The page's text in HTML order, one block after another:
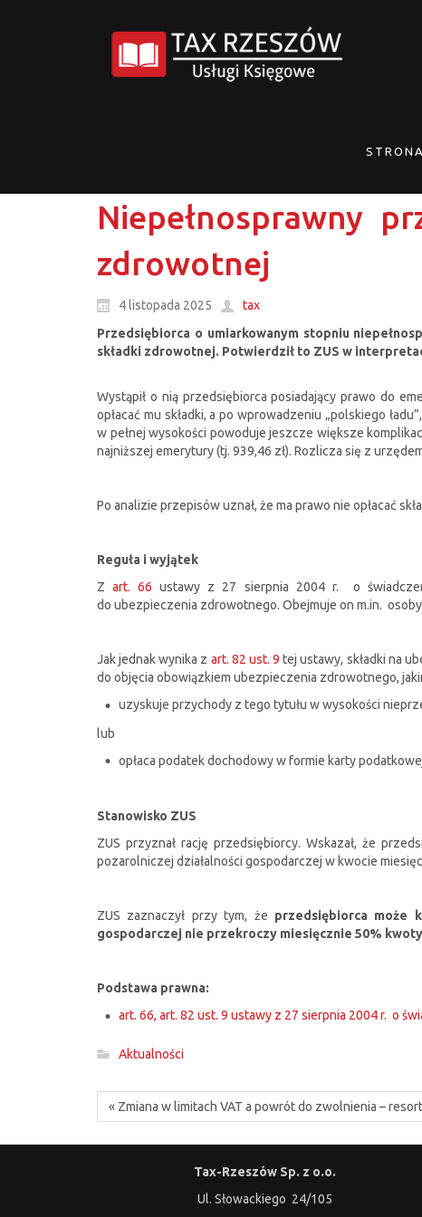
Niepełnosprawny
zdrowotnej
4 listopada 2025
tax
Przedsiębiorca o umiarkowanym stopniu
składki zdrowotnej. Potwierdził to ZUS w
Wystąpił o nią przedsiębiorca posiadający prawo do
opłacać mu składki, a po wprowadzeniu „polskiego
w pełnej wysokości powoduje jeszcze większe
najniższej emerytury (tj. 939,46 zł). Rozlicza się z
Po analizie przepisów uznał, że ma prawo nie opłacać
Reguła i wyjątek
Zart. 66 ustawy z 27 sierpnia 2004 r. o
do ubezpieczenia zdrowotnego. Obejmuje on m.in.
Jak jednak wynika z art. 82 ust. 9 tej ustawy, składki na
do objęcia obowiązkiem ubezpieczenia zdrowotnego,
uzyskuje przychody z tego tytułu w wysokości
lub
opłaca podatek dochodowy w formie karty
Stanowisko ZUS
ZUS przyznał rację przedsiębiorcy. Wskazał, że
pozarolniczej działalności gospodarczej w kwocie
ZUS zaznaczył przy tym, że przedsiębiorca może
gospodarczej nie przekroczy miesięcznie 50%
Podstawa prawna:
art. 66, art. 82 ust. 9 ustawy z 27 sierpnia 2004 r. o
Aktualności
« Zmiana w limitach VAT a powrót do zwolnienia –
Tax-Rzeszów Sp. z o.o.
Ul. Słowackiego 24/105